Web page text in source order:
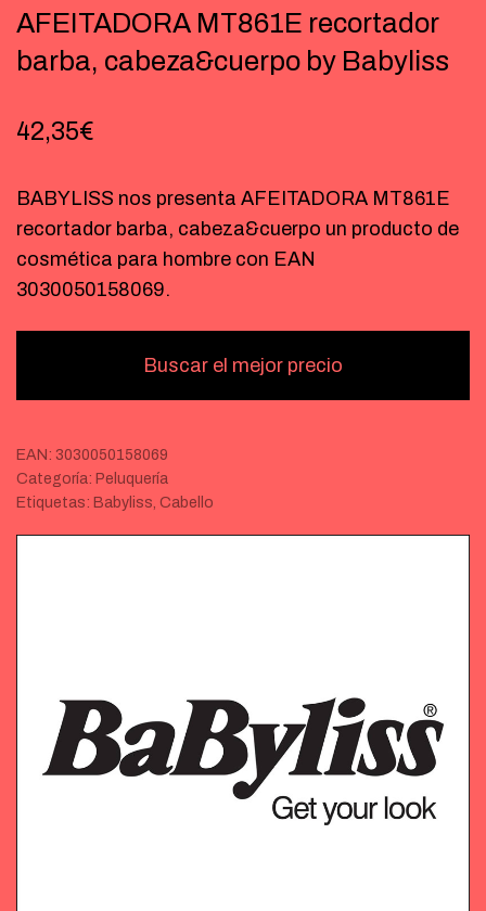
AFEITADORA MT861E recortador
barba, cabeza&cuerpo by Babyliss
42,35€
BABYLISS nos presenta AFEITADORA MT861E
recortador barba, cabeza&cuerpo un producto de
cosmética para hombre con EAN
3030050158069.
Buscar el mejor precio
EAN: 3030050158069
Categoría: Peluquería
Etiquetas: Babyliss, Cabello